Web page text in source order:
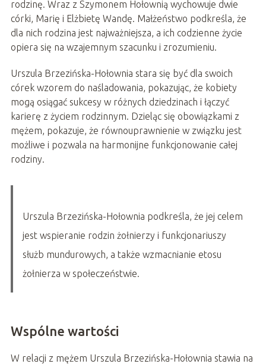
rodzinę. Wraz z Szymonem Hołownią wychowuje dwie
córki, Marię i Elżbietę Wandę. Małżeństwo podkreśla, że
dla nich rodzina jest najważniejsza, a ich codzienne życie
opiera się na wzajemnym szacunku i zrozumieniu.
Urszula Brzezińska-Hołownia stara się być dla swoich
córek wzorem do naśladowania, pokazując, że kobiety
mogą osiągać sukcesy w różnych dziedzinach i łączyć
karierę z życiem rodzinnym. Dzieląc się obowiązkami z
mężem, pokazuje, że równouprawnienie w związku jest
możliwe i pozwala na harmonijne funkcjonowanie całej
rodziny.
Urszula Brzezińska-Hołownia podkreśla, że jej celem
jest wspieranie rodzin żołnierzy i funkcjonariuszy
służb mundurowych, a także wzmacnianie etosu
żołnierza w społeczeństwie.
Wspólne wartości
W relacji z mężem Urszula Brzezińska-Hołownia stawia na